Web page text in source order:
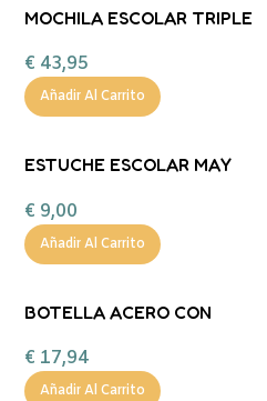
MOCHILA ESCOLAR TRIPLE
ACUARELA
€ 43,95
Añadir Al Carrito
ESTUCHE ESCOLAR MAY
€ 9,00
Añadir Al Carrito
BOTELLA ACERO CON
PERSONALIZABLE 500ML
TUTETE
€ 17,94
Añadir Al Carrito